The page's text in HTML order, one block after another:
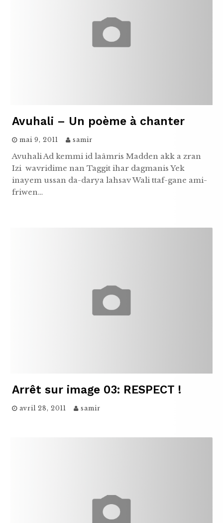
Avuhali – Un poème à chanter
mai 9, 2011 samir
Avuhali Ad kemmi id laâmris Madden akk a zran
Izi wavridime nan Taggit ihar dagmanis Yek
inayem ussan da-darya lahsav Wali ttaf-gane ami-
friwen…
Arrêt sur image 03: RESPECT !
avril 28, 2011 samir